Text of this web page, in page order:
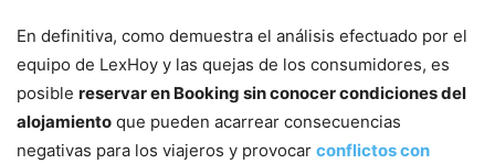
En definitiva, como demuestra el análisis efectuado por el
equipo de LexHoy y las quejas de los consumidores, es
posible reservar en Booking sin conocer condiciones del
alojamiento que pueden acarrear consecuencias
negativas para los viajeros y provocar conflictos con